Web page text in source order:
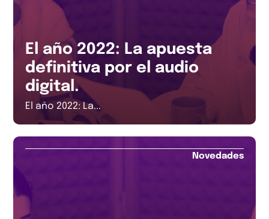
El año 2022: La apuesta
definitiva por el audio
digital.
El año 2022: La...
Novedades